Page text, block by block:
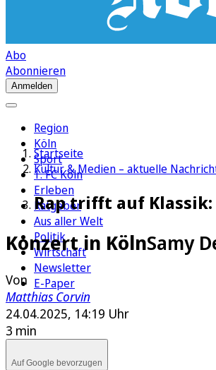
Abo
Abonnieren
Anmelden
Region
Köln
Sport
1. FC Köln
Erleben
Ratgeber
Aus aller Welt
Politik
Wirtschaft
Newsletter
E-Paper
Startseite
Kultur & Medien – aktuelle
Rap trifft auf Klassik:
Konzert in KölnSamy
Von
Matthias Corvin
24.04.2025, 14:19 Uhr
3 min
Auf Google bevorzugen